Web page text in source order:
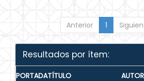
Anterior 1
Resultados por ítem:
PORTADATÍTULO